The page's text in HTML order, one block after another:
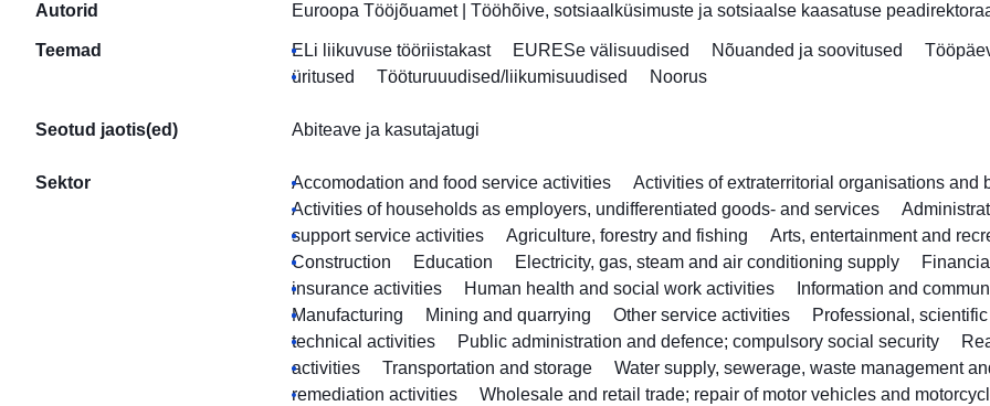
Autorid Euroopa Tööjõuamet| Tööhõive, sotsiaalküsimuste ja sotsiaalse kaasatuse
Teemad ELi liikuvuse tööriistakast EURESe välisuudised Nõuanded ja soovitused
üritused
Tööturuuudised/liikumisuudised Noorus
Seotud jaotis(ed) Abiteave ja kasutajatugi
Sektor Accomodation and food service activities
Activities of extraterritorial organisations and
Activities of households as employers, undifferentiated goods- and services
support service activities
Agriculture, forestry and fishing
Arts, entertainment and
Construction
Education Electricity, gas, steam and air conditioning supply
insurance activities
Human health and social work activities
Information and
Manufacturing
Mining and quarrying Other service activities
Professional, scientific
technical activities
Public administration and defence; compulsory social security
activities
Transportation and storage
Water supply, sewerage, waste management
remediation activities
Wholesale and retail trade; repair of motor vehicles and